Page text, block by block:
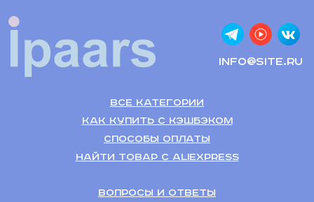
Все категории
Как купить с кэшбэком
Способы оплаты
Найти товар с Aliexpress
Вопросы и ответы
info@site.ru